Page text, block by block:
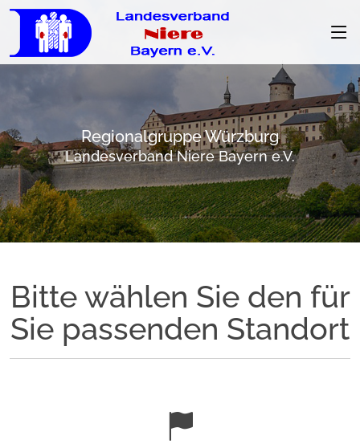
Regionalgruppe Würzburg
Landesverband Niere Bayern e.V.
Bitte wählen Sie den für
Sie passenden Standort